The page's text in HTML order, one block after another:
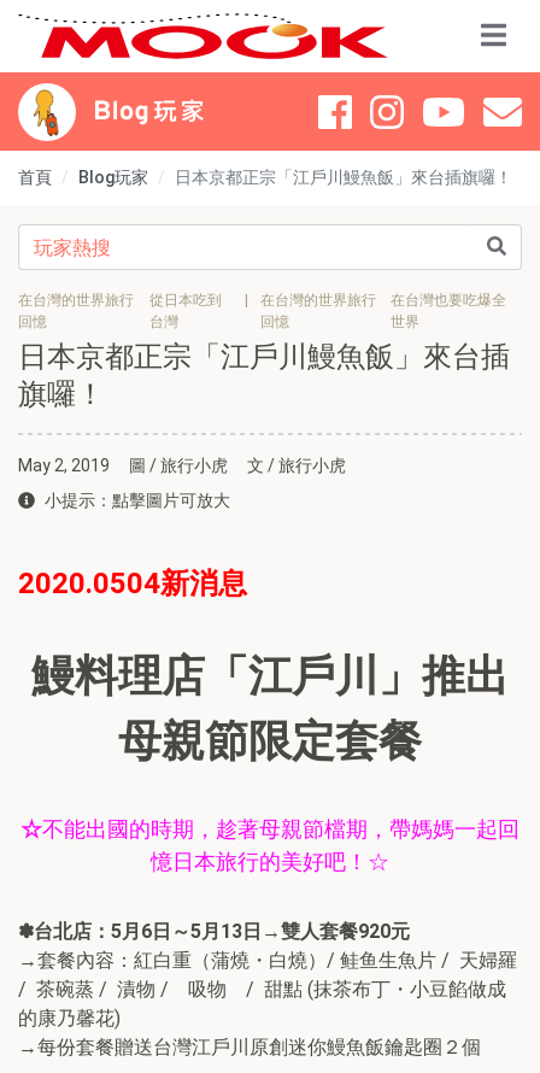
首頁 Blog玩家 日本京都正宗「江戶川鰻魚飯」來台插旗囉！
在台灣的世界旅行
回憶
從日本吃到
台灣
在台灣的世界旅行
回憶
在台灣也要吃爆全
世界
日本京都正宗「江戶川鰻魚飯」來台插
旗囉！
May 2, 2019 圖 / 旅行小虎
文 / 旅行小虎
小提示：點擊圖片可放大
2020.0504新消息
鰻料理店「江戶川」推出
母親節限定套餐
☆不能出國的時期，趁著母親節檔期，帶媽媽一起回
憶日本旅行的美好吧！ ☆
✽台北店：5月6日～5月13日→雙人套餐920元
→套餐內容：紅白重（蒲燒・白燒）/ 鲑鱼生魚片 / 天婦羅
/ 茶碗蒸 / 漬物 / 吸物 / 甜點 (抹茶布丁・小豆餡做成
的康乃馨花)
→每份套餐贈送台灣江戶川原創迷你鰻魚飯鑰匙圈２個